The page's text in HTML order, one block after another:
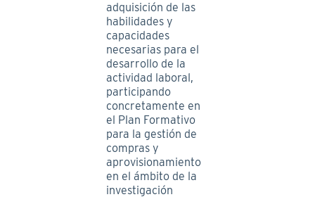
adquisición de las
habilidades y
capacidades
necesarias para el
desarrollo de la
actividad laboral,
participando
concretamente en
el Plan Formativo
para la gestión de
compras y
aprovisionamiento
en el ámbito de la
investigación